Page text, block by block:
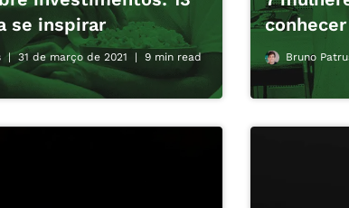
se inspirar
31 de março de 2021 9 min read Bruno